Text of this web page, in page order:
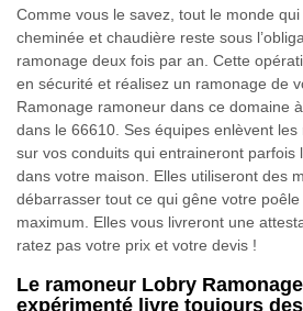
Comme vous le savez, tout le monde
cheminée et chaudière reste sous
ramonage deux fois par an. Cette
en sécurité et réalisez un ramonage de
Ramonage ramoneur dans ce domaine
dans le 66610. Ses équipes enlèvent
sur vos conduits qui entraineront parfois
dans votre maison. Elles utiliseront des
débarrasser tout ce qui gêne votre
maximum. Elles vous livreront une
ratez pas votre prix et votre devis !
Le ramoneur Lobry
expérimenté livre toujours